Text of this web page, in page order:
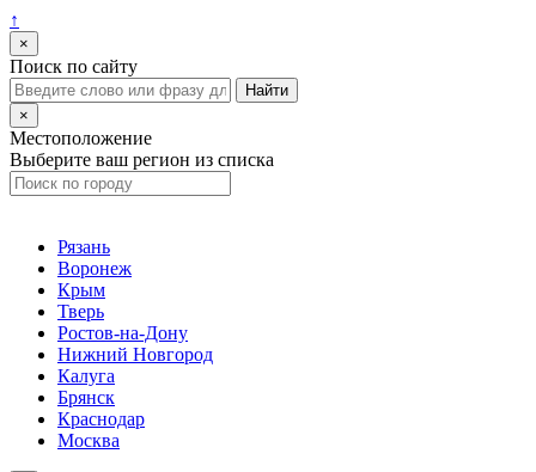
↑
×
Поиск по сайту
×
Местоположение
Выберите ваш регион из списка
Рязань
Воронеж
Крым
Тверь
Ростов-на-Дону
Нижний Новгород
Калуга
Брянск
Краснодар
Москва